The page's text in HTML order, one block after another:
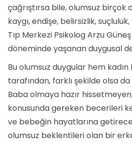
çağrıştırsa bile, olumsuz birçok
kaygı, endişe, belirsizlik,
Tıp Merkezi Psikolog Arzu
döneminde yaşanan duygusal
Bu olumsuz duygular hem
tarafından, farklı şekilde olsa
Baba olmaya hazır
konusunda gereken becerileri
ve bebeğin hayatlarına
olumsuz beklentileri olan bir